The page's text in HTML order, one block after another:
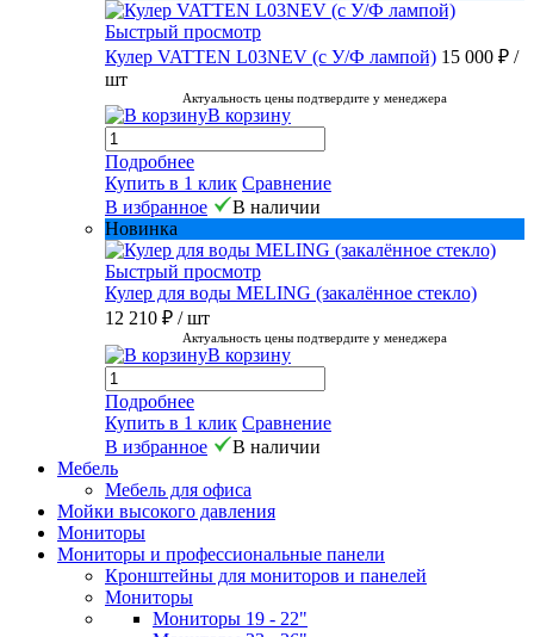
Быстрый просмотр
Кулер VATTEN L03NEV (с У/Ф лампой) 15 000 ₽ /
шт
Актуальность цены подтвердите у менеджера
В корзину
Подробнее
Купить в 1 клик Сравнение
В избранное
В наличии
Новинка
Быстрый просмотр
Кулер для воды MELING (закалённое стекло)
12 210 ₽ / шт
Актуальность цены подтвердите у менеджера
В корзину
Подробнее
Купить в 1 клик Сравнение
В избранное
В наличии
Мебель
Мебель для офиса
Мойки высокого давления
Мониторы
Мониторы и профессиональные панели
Кронштейны для мониторов и панелей
Мониторы
Мониторы 19 - 22"